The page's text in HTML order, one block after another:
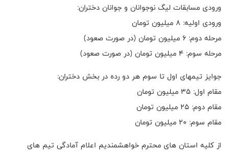
ورودی مسابقات لیگ نوجوانان و جوانان دختران:
ورودی اولیه: ۸ میلیون تومان
مرحله دوم: ۶ میلیون تومان (در صورت صعود)
مرحله سوم: ۴ میلیون تومان (در صورت صعود)
جوایز تیمهای اول تا سوم هر دو رده در بخش دختران:
مقام اول: ۳۵ میلیون تومان
مقام دوم: ۲۵ میلیون تومان
مقام سوم: ۲۰ میلیون تومان
از کلیه استان های محترم‌ خواهشمندیم اعلام آمادگی تیم های